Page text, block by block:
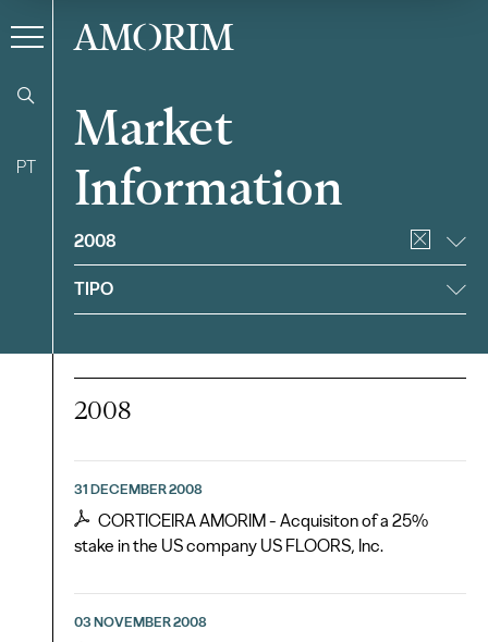
PT
AMORIM
Market
Information
Filter
2008
TIPO
2008
31 DECEMBER 2008
CORTICEIRA AMORIM - Acquisiton of a 25%
stake in the US company US FLOORS, Inc.
03 NOVEMBER 2008